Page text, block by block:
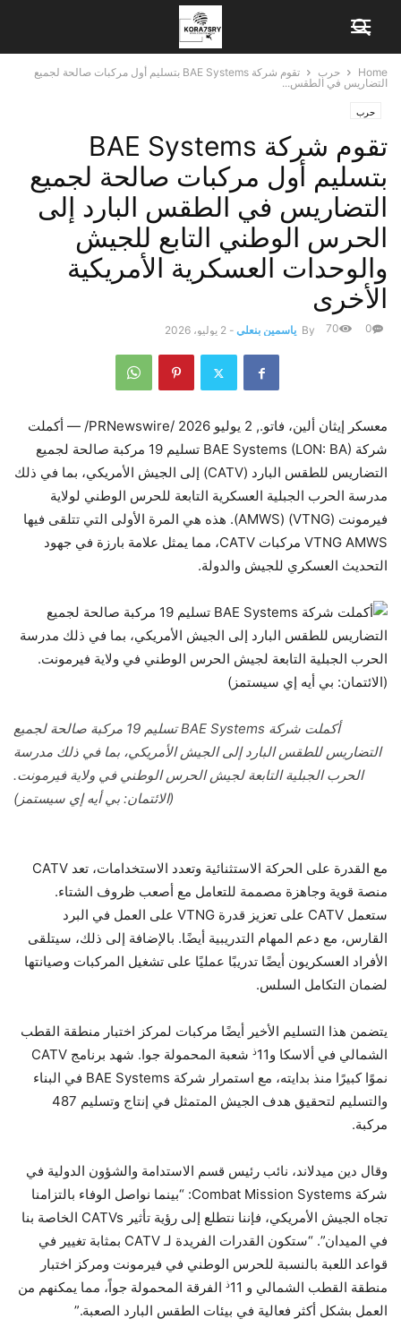
Home حرب
تقوم شركة BAE Systems بتسليم أول مركبات صالحة لجميع
التضاريس في الطقس...
حرب
تقوم شركة BAE Systems
بتسليم أول مركبات صالحة لجميع
التضاريس في الطقس البارد إلى
الحرس الوطني التابع للجيش
والوحدات العسكرية الأمريكية
الأخرى
By ياسمين بنعلي - 2 يوليو، 2026 0
70
معسكر إيثان ألين، فاتو., 2 يوليو 2026
/PRNewswire/ — أكملت
شركة BAE Systems (LON: BA) تسليم 19 مركبة صالحة لجميع
التضاريس للطقس البارد (CATV) إلى الجيش الأمريكي، بما في ذلك
مدرسة الحرب الجبلية العسكرية التابعة للحرس الوطني لولاية
فيرمونت (VTNG) (AMWS). هذه هي المرة الأولى التي تتلقى فيها
VTNG AMWS مركبات CATV، مما يمثل علامة بارزة في جهود
التحديث العسكري للجيش والدولة.
أكملت شركة BAE Systems تسليم 19 مركبة صالحة لجميع
التضاريس للطقس البارد إلى الجيش الأمريكي، بما في ذلك مدرسة
الحرب الجبلية التابعة لجيش الحرس الوطني في ولاية فيرمونت.
(الائتمان: بي أيه إي سيستمز)
مع القدرة على الحركة الاستثنائية وتعدد الاستخدامات، تعد CATV
منصة قوية وجاهزة مصممة للتعامل مع أصعب ظروف الشتاء.
ستعمل CATV على تعزيز قدرة VTNG على العمل في البرد
القارس، مع دعم المهام التدريبية أيضًا. بالإضافة إلى ذلك، سيتلقى
الأفراد العسكريون أيضًا تدريبًا عمليًا على تشغيل المركبات وصيانتها
لضمان التكامل السلس.
يتضمن هذا التسليم الأخير أيضًا مركبات لمركز اختبار منطقة القطب
الشمالي في ألاسكا و11
ذ
شعبة المحمولة جوا. شهد برنامج CATV
نموًا كبيرًا منذ بدايته، مع استمرار شركة BAE Systems في البناء
والتسليم لتحقيق هدف الجيش المتمثل في إنتاج وتسليم 487
مركبة.
وقال دين ميدلاند، نائب رئيس قسم الاستدامة والشؤون الدولية في
شركة Combat Mission Systems: “بينما نواصل الوفاء بالتزامنا
تجاه الجيش الأمريكي، فإننا نتطلع إلى رؤية تأثير CATVs الخاصة بنا
في الميدان”. “ستكون القدرات الفريدة لـ CATV بمثابة تغيير في
قواعد اللعبة بالنسبة للحرس الوطني في فيرمونت ومركز اختبار
منطقة القطب الشمالي و 11
ذ الفرقة المحمولة جواً، مما يمكنهم من
العمل بشكل أكثر فعالية في بيئات الطقس البارد الصعبة.”